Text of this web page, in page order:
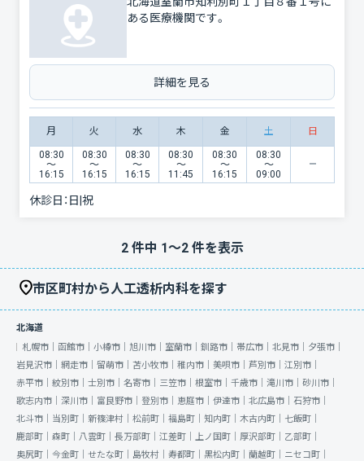
ある医療機関です。
詳細を見る
月 火 水 木 金 土 日
08:30
〜
16:15
08:30
〜
16:15
08:30
〜
16:15
08:30
〜
11:45
08:30
〜
16:15
08:30
〜
09:00
休診日： 日|祝
2件中 1〜2件を表示
市区町村から人工透析内科を探す
北海道
札幌市｜ 函館市｜ 小樽市｜ 旭川市｜ 室蘭市｜ 釧路市｜ 帯広市｜ 北見市｜ 夕張市｜
岩見沢市｜ 網走市｜ 留萌市｜ 苫小牧市｜ 稚内市｜ 美唄市｜ 芦別市｜ 江別市｜
赤平市｜ 紋別市｜ 士別市｜ 名寄市｜ 三笠市｜ 根室市｜ 千歳市｜ 滝川市｜ 砂川市｜
歌志内市｜ 深川市｜ 富良野市｜ 登別市｜ 恵庭市｜ 伊達市｜ 北広島市｜ 石狩市｜
北斗市｜ 当別町｜ 新篠津村｜ 松前町｜ 福島町｜ 知内町｜ 木古内町｜ 七飯町｜
鹿部町｜ 森町｜ 八雲町｜ 長万部町｜ 江差町｜ 上ノ国町｜ 厚沢部町｜ 乙部町｜
奥尻町｜ 今金町｜ せたな町｜ 島牧村｜ 寿都町｜ 黒松内町｜ 蘭越町｜ ニセコ町｜